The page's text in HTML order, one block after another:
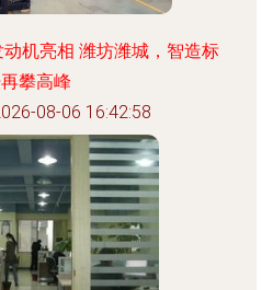
机亮相 潍坊潍城，智造标
攀高峰
08-06 16:42:58